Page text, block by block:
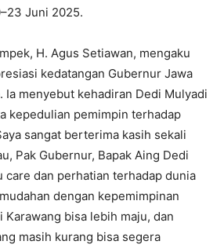
Juni 2025.
H. Agus Setiawan, mengaku
kedatangan Gubernur Jawa
Ia menyebut kehadiran Dedi Mulyadi
kepedulian pemimpin terhadap
sangat berterima kasih sekali
Pak Gubernur, Bapak Aing Dedi
care dan perhatian terhadap dunia
dengan kepemimpinan
bisa lebih maju, dan
masih kurang bisa segera